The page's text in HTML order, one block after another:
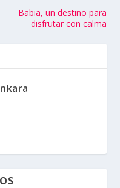
Babia, un destino para
disfrutar con calma